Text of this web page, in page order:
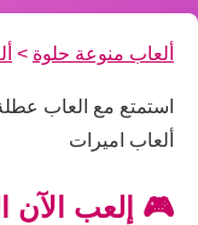
ألعاب منوعة حلوة >
استمتع مع العاب
ألعاب اميرات
🎮 إلعب الآن